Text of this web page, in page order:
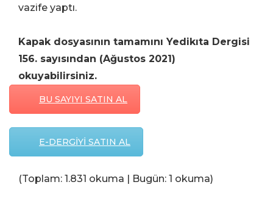
vazife yaptı.
Kapak dosyasının tamamını Yedikıta Dergisi
156. sayısından (Ağustos 2021)
okuyabilirsiniz.
BU SAYIYI SATIN AL
E-DERGİYİ SATIN AL
(Toplam: 1.831 okuma | Bugün: 1 okuma)